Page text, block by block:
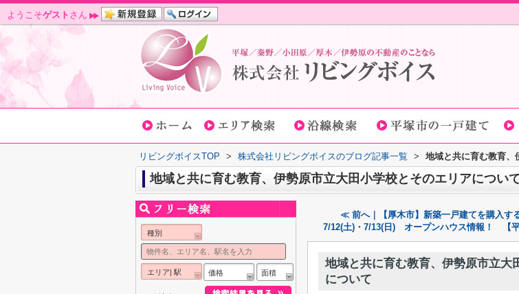
ようこそゲスト さん
リビングボイスTOP > 株式会社リビングボイスのブログ記事一覧 > 地域と共に育む教育、
地域と共に育む教育、伊勢原市立大田小学校とそのエリアについ
≪ 前へ｜【厚木市】新築一戸建てを購入す
7/12(土)・7/13(日) オープンハウス情報！
地域と共に育む教育、伊勢原市立大
について
種別
エリア| 駅 価格 面積